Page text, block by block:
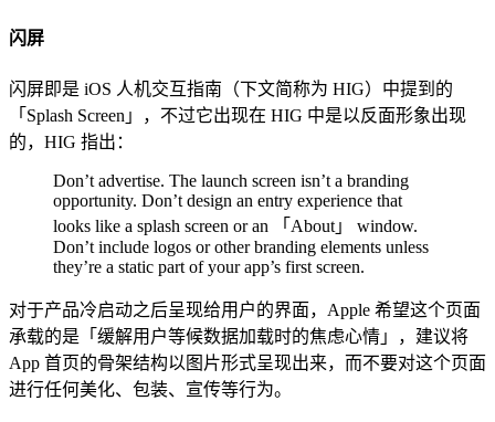
闪屏
闪屏即是 iOS 人机交互指南（下文简称为 HIG）中提到的
「Splash Screen」，不过它出现在 HIG 中是以反面形象出现
的，HIG 指出：
Don’t advertise. The launch screen isn’t a branding
opportunity. Don’t design an entry experience that
looks like a splash screen or an 「About」 window.
Don’t include logos or other branding elements unless
they’re a static part of your app’s first screen.
对于产品冷启动之后呈现给用户的界面，Apple 希望这个页面
承载的是「缓解用户等候数据加载时的焦虑心情」，建议将
App 首页的骨架结构以图片形式呈现出来，而不要对这个页面
进行任何美化、包装、宣传等行为。